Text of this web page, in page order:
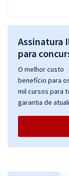
Assinatura
para
O melhor custo
benefício para
mil cursos para
garantia de